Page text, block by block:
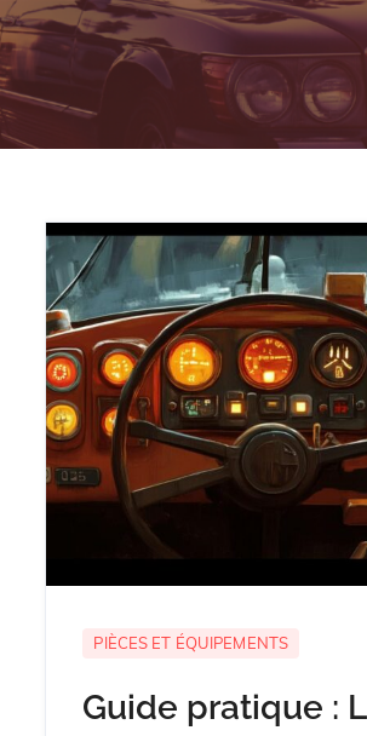
PIÈCES ET ÉQUIPEMENTS
Guide pratique :